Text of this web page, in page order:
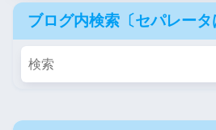
ブログ内検索〔セパレータ